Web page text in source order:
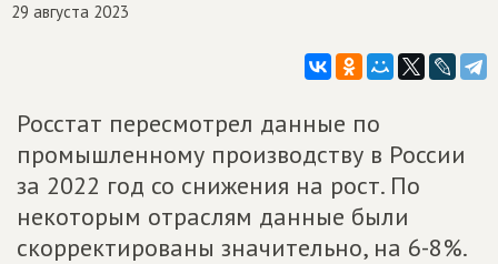
29 августа 2023
Росстат пересмотрел данные по
промышленному производству в России
за 2022 год со снижения на рост. По
некоторым отраслям данные были
скорректированы значительно, на 6-8%.